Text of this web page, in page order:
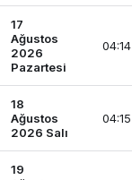
17
Ağustos
2026
Pazartesi
04:14
18
Ağustos
2026 Salı
04:15
19